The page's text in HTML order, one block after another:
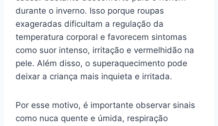
durante o inverno. Isso porque roupas
exageradas dificultam a regulação da
temperatura corporal e favorecem sintomas
como suor intenso, irritação e vermelhidão na
pele. Além disso, o superaquecimento pode
deixar a criança mais inquieta e irritada.
Por esse motivo, é importante observar sinais
como nuca quente e úmida, respiração